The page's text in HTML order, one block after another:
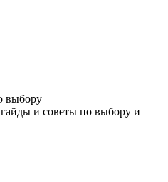
выбору
и советы по выбору и